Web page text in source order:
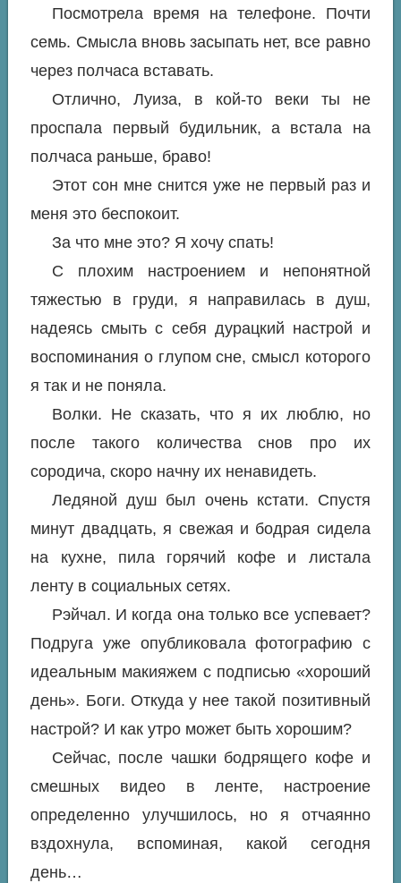
Посмотрела время на телефоне. Почти
семь. Смысла вновь засыпать нет, все равно
через полчаса вставать.
Отлично, Луиза, в кой-то веки ты не
проспала первый будильник, а встала на
полчаса раньше, браво!
Этот сон мне снится уже не первый раз и
меня это беспокоит.
За что мне это? Я хочу спать!
С плохим настроением и непонятной
тяжестью в груди, я направилась в душ,
надеясь смыть с себя дурацкий настрой и
воспоминания о глупом сне, смысл которого
я так и не поняла.
Волки. Не сказать, что я их люблю, но
после такого количества снов про их
сородича, скоро начну их ненавидеть.
Ледяной душ был очень кстати. Спустя
минут двадцать, я свежая и бодрая сидела
на кухне, пила горячий кофе и листала
ленту в социальных сетях.
Рэйчал. И когда она только все успевает?
Подруга уже опубликовала фотографию с
идеальным макияжем с подписью «хороший
день». Боги. Откуда у нее такой позитивный
настрой? И как утро может быть хорошим?
Сейчас, после чашки бодрящего кофе и
смешных видео в ленте, настроение
определенно улучшилось, но я отчаянно
вздохнула, вспоминая, какой сегодня
день…